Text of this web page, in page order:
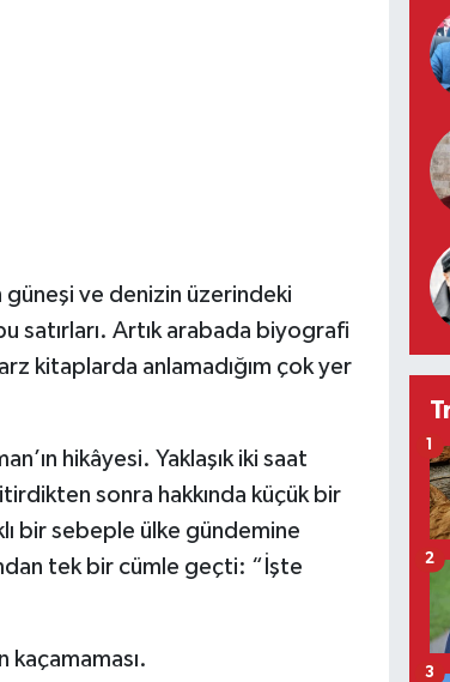
güneşi ve denizin üzerindeki
satırları. Artık arabada biyografi
kitaplarda anlamadığım çok yer
hikâyesi. Yaklaşık iki saat
sonra hakkında küçük bir
bir sebeple ülke gündemine
tek bir cümle geçti: “İşte
kaçamaması.
1
2
3